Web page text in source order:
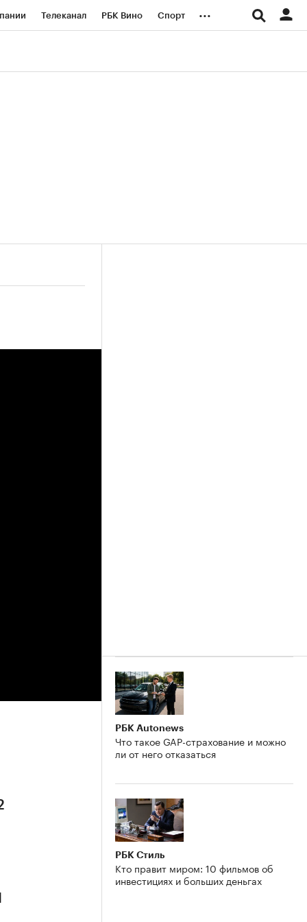
Телеканал РБК Вино Спорт ...
РБК Autonews
Что такое GAP-страхование и можно
ли от него отказаться
РБК Стиль
Кто правит миром: 10 фильмов об
инвестициях и больших деньгах